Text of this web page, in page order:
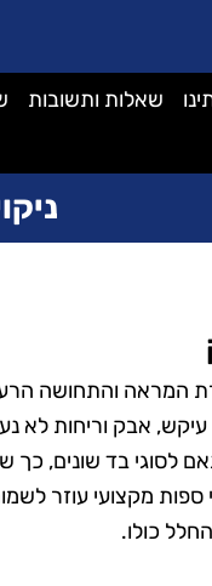
שאלות ותשובות
המראה והתחושה
עיקש, אבק וריחות
לסוגי בד
ספות מקצועי עוזר
כולו.